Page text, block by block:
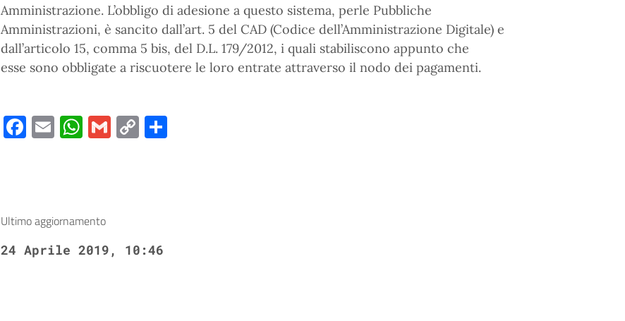
Amministrazione. L’obbligo di adesione a questo sistema, perle Pubbliche
Amministrazioni, è sancito dall’art. 5 del CAD (Codice dell’Amministrazione Digitale) e
dall’articolo 15, comma 5 bis, del D.L. 179/2012, i quali stabiliscono appunto che
esse sono obbligate a riscuotere le loro entrate attraverso il nodo dei pagamenti.
Facebook
EmailWhatsApp
Gmail
CopyCondividi
Ultimo aggiornamento
24 Aprile 2019, 10:46